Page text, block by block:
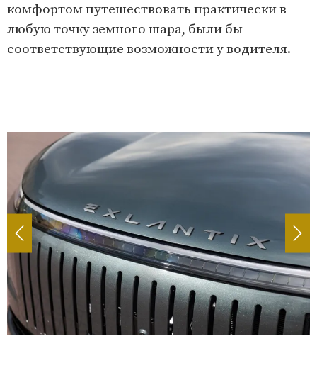
комфортом путешествовать практически в
любую точку земного шара, были бы
соответствующие возможности у водителя.